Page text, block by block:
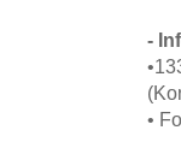
-
•